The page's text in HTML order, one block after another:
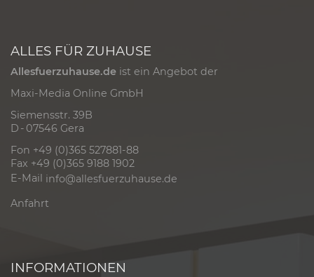
ALLES FÜR ZUHAUSE
Allesfuerzuhause.de ist ein Angebot der
Maxi-Media Online GmbH
Siemensstr. 39B
D - 07546 Gera
Fon +49 (0)365 527881-88
Fax +49 (0)365 9188 1902
E-Mail info@allesfuerzuhause.de
Anfahrt
INFORMATIONEN